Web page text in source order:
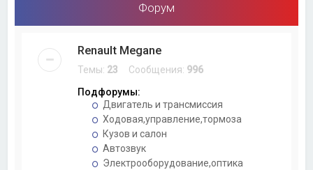
Форум
Renault Megane
Темы: 23 Сообщения: 996
Подфорумы:
Двигатель и трансмиссия
Ходовая,управление,тормоза
Кузов и салон
Автозвук
Электрооборудование,оптика